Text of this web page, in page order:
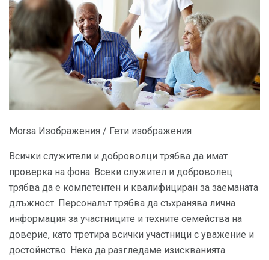
Morsa Изображения / Гети изображения
Всички служители и доброволци трябва да имат
проверка на фона. Всеки служител и доброволец
трябва да е компетентен и квалифициран за заеманата
длъжност. Персоналът трябва да съхранява лична
информация за участниците и техните семейства на
доверие, като третира всички участници с уважение и
достойнство. Нека да разгледаме изискванията.